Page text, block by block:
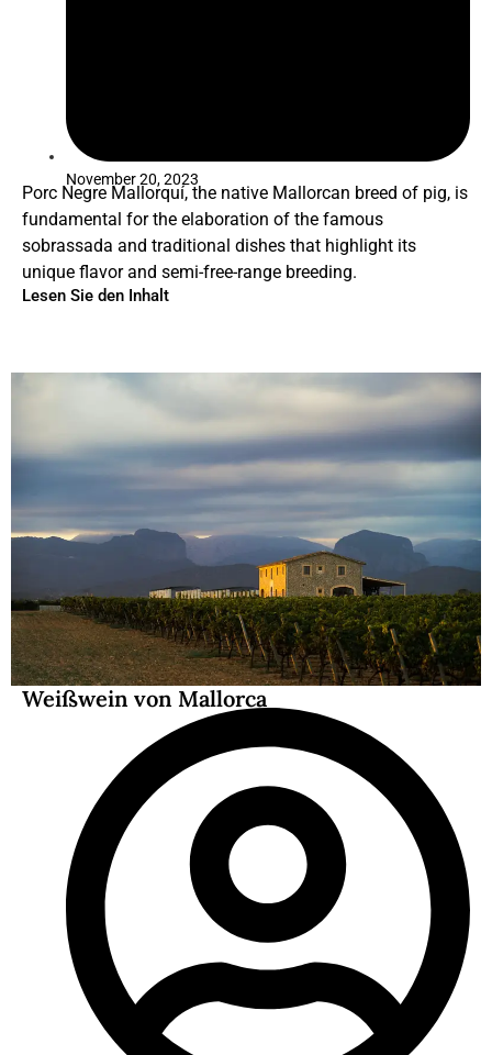
November 20, 2023
Porc Negre Mallorquí, the native Mallorcan breed of pig, is
fundamental for the elaboration of the famous
sobrassada and traditional dishes that highlight its
unique flavor and semi-free-range breeding.
Lesen Sie den Inhalt
Weißwein von Mallorca